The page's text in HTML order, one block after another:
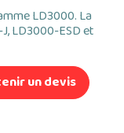
LD3000. La
LD3000-ESD et
un devis